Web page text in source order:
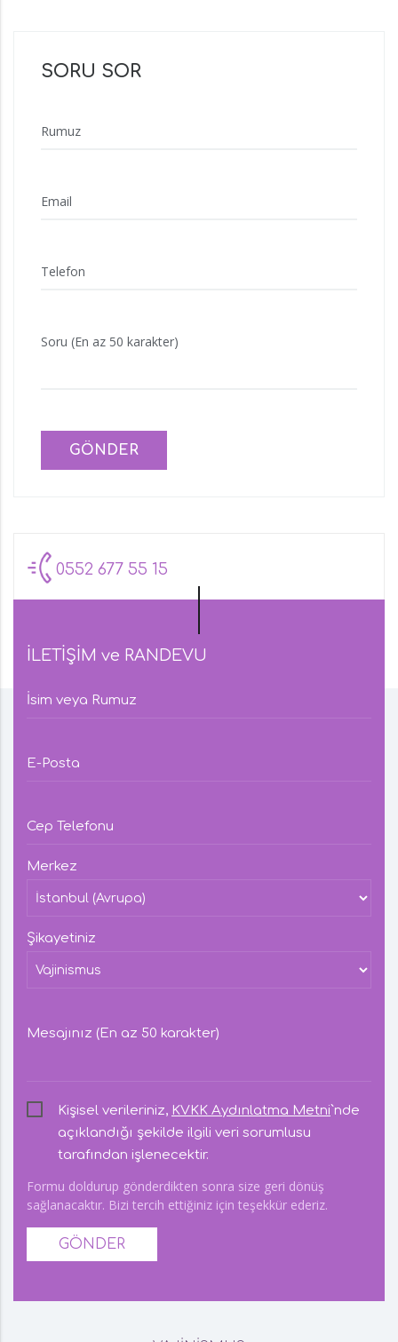
SORU SOR
Rumuz
Email
Telefon
Soru (En az 50 karakter)
GÖNDER
0552 677 55 15
İLETİŞİM ve RANDEVU
İsim veya Rumuz
E-Posta
Cep Telefonu
Merkez
Şikayetiniz
Mesajınız (En az 50 karakter)
Kişisel verileriniz, KVKK Aydınlatma Metni`nde
açıklandığı şekilde ilgili veri sorumlusu
tarafından işlenecektir.
Formu doldurup gönderdikten sonra size geri dönüş
sağlanacaktır. Bizi tercih ettiğiniz için teşekkür ederiz.
GÖNDER